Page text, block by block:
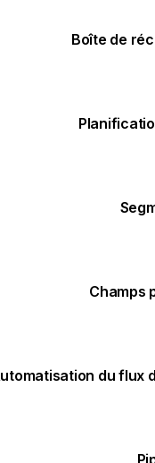
Boîte de
Champs
du flux